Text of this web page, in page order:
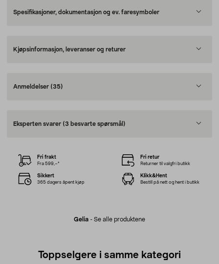
Spesifikasjoner, dokumentasjon og ev. faresymboler
Kjøpsinformasjon, leveranser og returer
Anmeldelser (35)
Eksperten svarer (3 besvarte spørsmål)
Gelia - Se alle produktene
Fri frakt
Fra 599,–*
Fri retur
Returner til valgfri butikk
Sikkert
365 dagers åpent kjøp
Klikk&Hent
Bestill på nett og hent i butikk
Toppselgere i samme kategori